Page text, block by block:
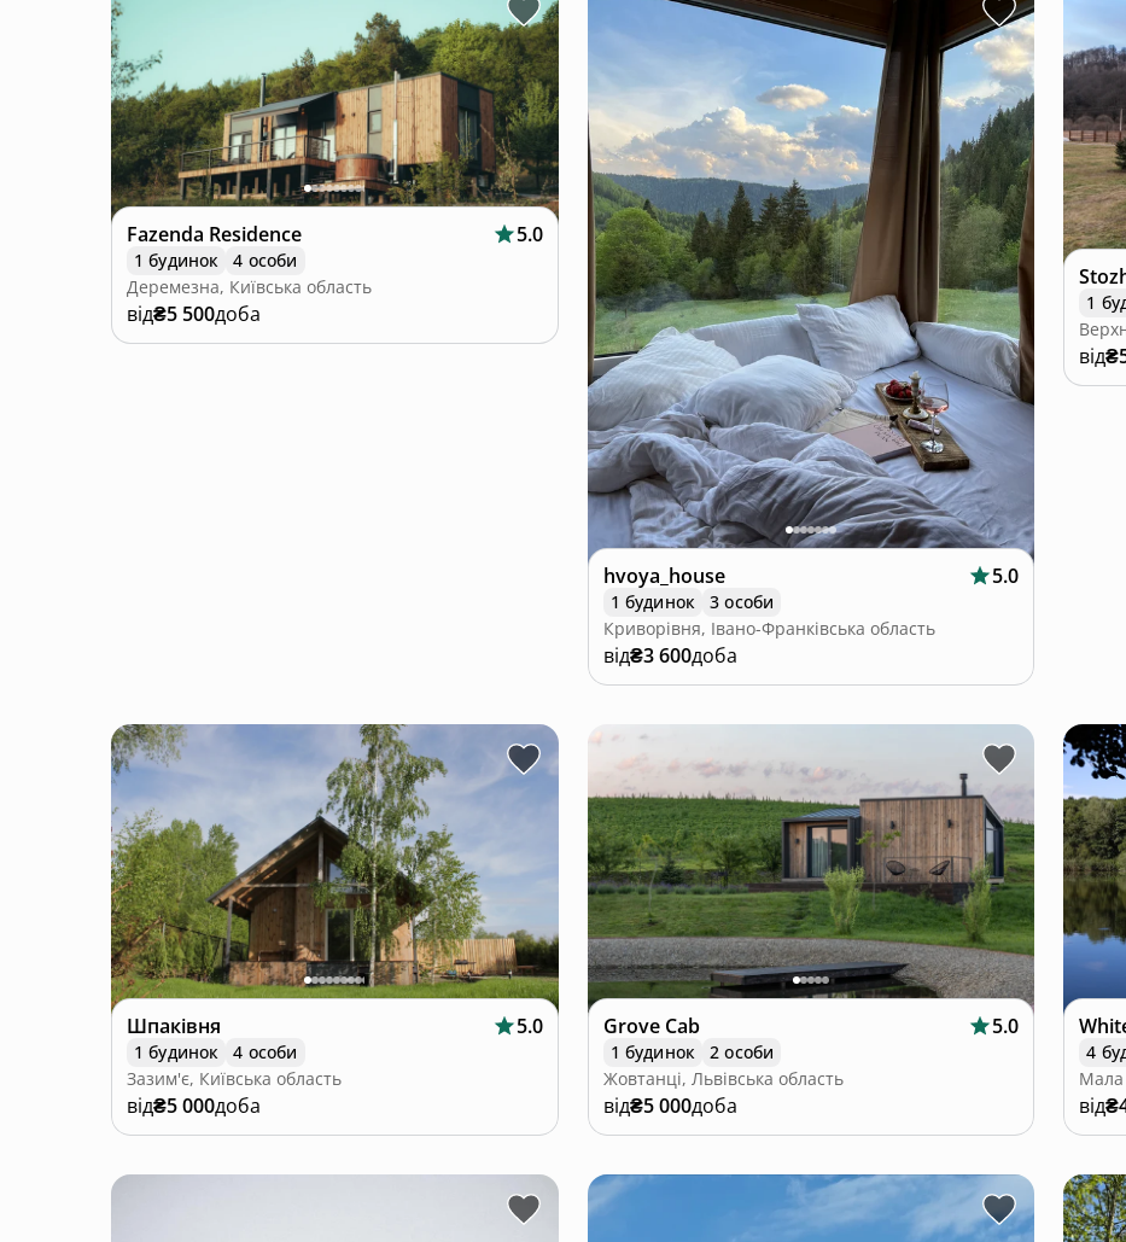
Fazenda Residence 5.0
1 будинок
4 особи
Деремезна, Київська область
від₴5 500доба
hvoya_house 5.0
1 будинок
3 особи
Криворівня, Івано-Франківська область
від₴3 600доба
1
від
Шпаківня 5.0
1 будинок
4 особи
Зазим'є, Київська область
від₴5 000доба
Grove Cab 5.0
1 будинок
2 особи
Жовтанці, Львівська область
від₴5 000доба
4
Мала
від